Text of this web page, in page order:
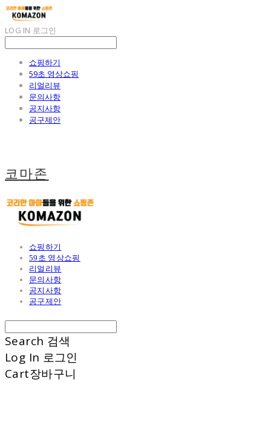
LOG IN 로그인
쇼핑하기
59초 영상쇼핑
리얼리뷰
문의사항
공지사항
공구제안
코마존
쇼핑하기
59초 영상쇼핑
리얼리뷰
문의사항
공지사항
공구제안
Search 검색
Log In 로그인
Cart장바구니